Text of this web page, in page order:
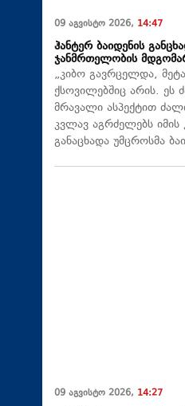
09 აგვისტო 2026, 14:47
ჰანტერ ბაიდენის
ჯანმრთელობის
„კიბო გავრცელდა,
ქსოვილებშიც არის. ეს
მრავალი ასპექტით
კვლავ აგრძელებს იმის
განაცხადა უმცროსმა
09 აგვისტო 2026, 14:27